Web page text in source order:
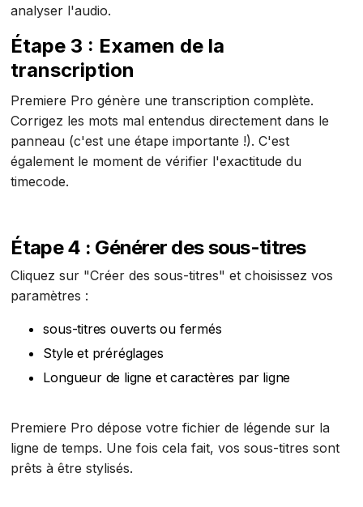
analyser l'audio.
Étape 3 : Examen de la
transcription
Premiere Pro génère une transcription complète.
Corrigez les mots mal entendus directement dans le
panneau (c'est une étape importante !). C'est
également le moment de vérifier l'exactitude du
timecode.
Étape 4 : Générer des sous-titres
Cliquez sur "Créer des sous-titres" et choisissez vos
paramètres :
sous-titres ouverts ou fermés
Style et préréglages
Longueur de ligne et caractères par ligne
Premiere Pro dépose votre fichier de légende sur la
ligne de temps. Une fois cela fait, vos sous-titres sont
prêts à être stylisés.